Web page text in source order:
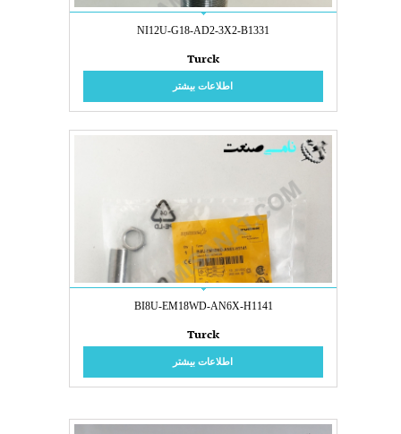
NI12U-G18-AD2-3X2-B1331
Turck
اطلاعات بیشتر
BI8U-EM18WD-AN6X-H1141
Turck
اطلاعات بیشتر